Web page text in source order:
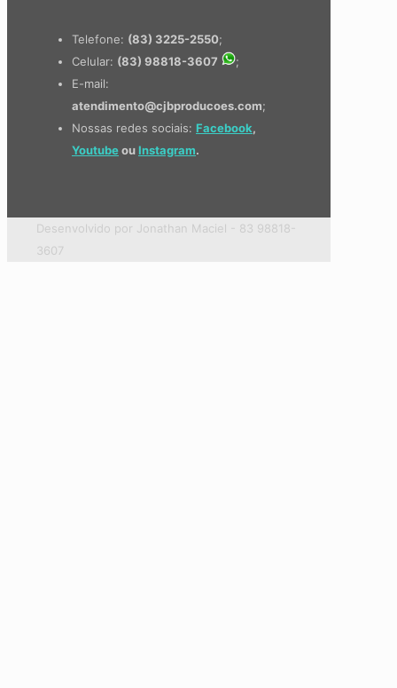
Telefone: (83) 3225-2550;
Celular: (83) 98818-3607
;
E-mail:
atendimento@cjbproducoes.com;
Nossas redes sociais: Facebook,
Youtubeou Instagram.
Desenvolvido por Jonathan Maciel - 83 98818-
3607